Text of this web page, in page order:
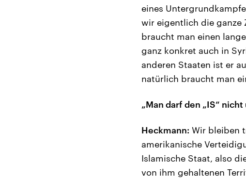
eines
wir eigentlich die ganze
braucht man einen
ganz konkret auch in
anderen Staaten ist er
natürlich braucht man
„Man darf den „IS“
Heckmann: Wir bleiben
amerikanische
Islamische Staat, also
von ihm gehaltenen